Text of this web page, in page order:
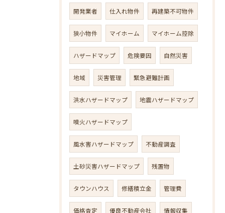
開発業者 仕入れ物件 再建築不可物件
狭小物件 マイホーム マイホーム控除
ハザードマップ 危険要因 自然災害
地域 災害管理 緊急避難計画
洪水ハザードマップ 地震ハザードマップ
噴火ハザードマップ
風水害ハザードマップ 不動産調査
土砂災害ハザードマップ 残置物
タウンハウス 修繕積立金 管理費
価格査定 優良不動産会社 情報収集